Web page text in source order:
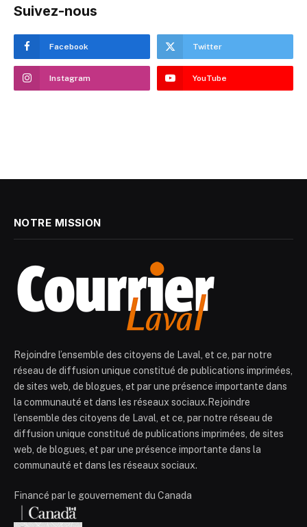
Suivez-nous
Facebook Twitter
Instagram YouTube
NOTRE MISSION
Rejoindre l’ensemble des citoyens de Laval, et ce, par notre
réseau de diffusion unique constitué de publications imprimées,
de sites web, de blogues, et par une présence importante dans
la communauté et dans les réseaux sociaux.Rejoindre
l’ensemble des citoyens de Laval, et ce, par notre réseau de
diffusion unique constitué de publications imprimées, de sites
web, de blogues, et par une présence importante dans la
communauté et dans les réseaux sociaux.
Financé par le gouvernement du Canada